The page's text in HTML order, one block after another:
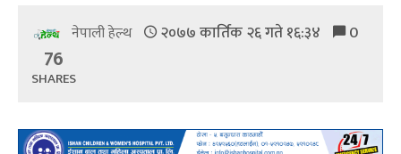
नेपाली हेल्थ २०७७ कार्तिक २६ गते १६:३४ 0
76
SHARES